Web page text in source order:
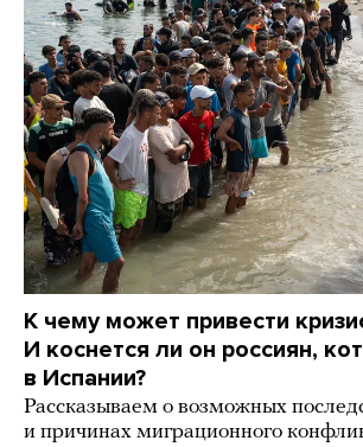
К чему может привести
И коснется ли он россиян,
в Испании?
Рассказываем о возможных
и причинах миграционного